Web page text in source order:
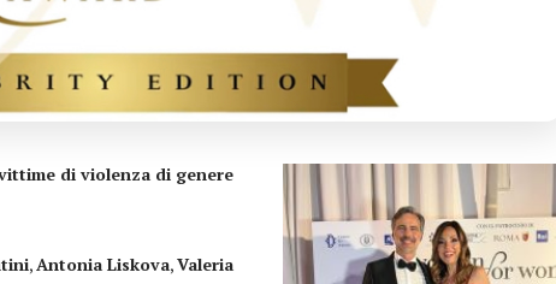
di violenza di genere
,Antonia Liskova,Valeria